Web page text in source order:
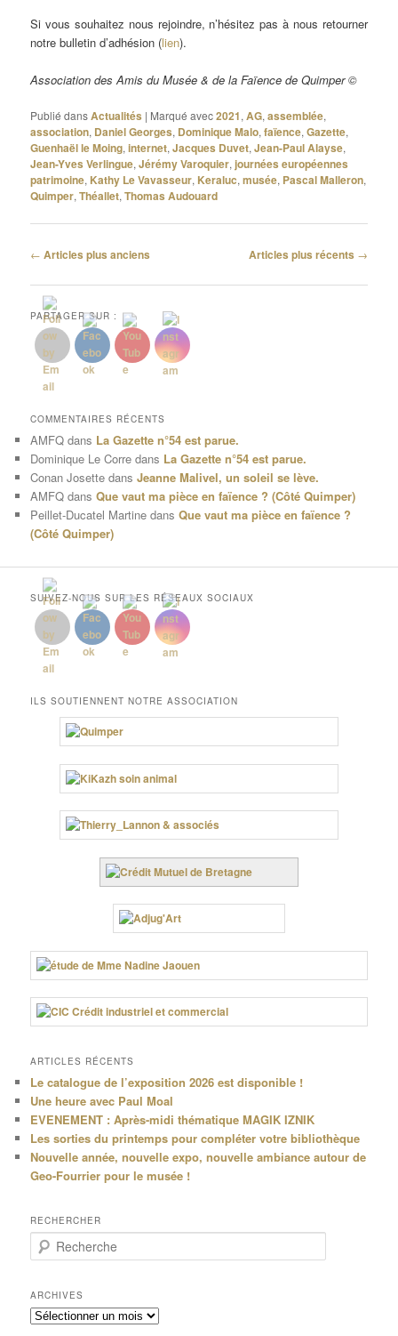
Si vous souhaitez nous rejoindre, n’hésitez pas à nous retourner
notre bulletin d’adhésion (lien).
Association des Amis du Musée & de la Faïence de Quimper ©
Publié dansActualités | Marqué avec2021,AG,assemblée,
association, Daniel Georges, Dominique Malo,faïence,Gazette,
Guenhaël le Moing,internet,Jacques Duvet,Jean-Paul Alayse,
Jean-Yves Verlingue,Jérémy Varoquier,journées européennes
patrimoine, Kathy Le Vavasseur, Keraluc,musée, Pascal Malleron,
Quimper,Théallet,Thomas Audouard
Navigation
articles
← Articles plus anciens Articles plus récents →
PARTAGER SUR :
COMMENTAIRES RÉCENTS
AMFQ dans La Gazette n°54 est parue.
Dominique Le Corre dans La Gazette n°54 est parue.
Conan Josette dansJeanne Malivel, un soleil se lève.
AMFQ dansQue vaut ma pièce en faïence ? (Côté Quimper)
Peillet-Ducatel Martine dansQue vaut ma pièce en faïence ?
(Côté Quimper)
SUIVEZ-NOUS SUR LES RÉSEAUX SOCIAUX
ILS SOUTIENNENT NOTRE ASSOCIATION
ARTICLES RÉCENTS
Le catalogue de l’exposition 2026 est disponible !
Une heure avec Paul Moal
EVENEMENT : Après-midi thématique MAGIK IZNIK
Les sorties du printemps pour compléter votre bibliothèque
Nouvelle année, nouvelle expo, nouvelle ambiance autour de
Geo-Fourrier pour le musée !
RECHERCHER
e
h
e
r
ARCHIVES
Archives